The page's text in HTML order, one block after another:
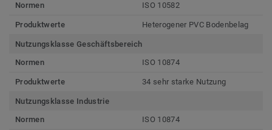
Normen
ISO 10582
Produktwerte Heterogener PVC Bodenbelag
Nutzungsklasse Geschäftsbereich
Normen
ISO 10874
Produktwerte 34 sehr starke Nutzung
Nutzungsklasse Industrie
Normen
ISO 10874